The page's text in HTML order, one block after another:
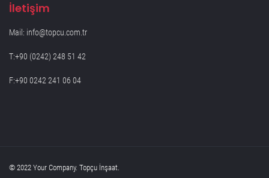
İletişim
Mail: info@topcu.com.tr
T:+90 (0242) 248 51 42
F:+90 0242 241 06 04
© 2022 Your Company. Topçu İnşaat.